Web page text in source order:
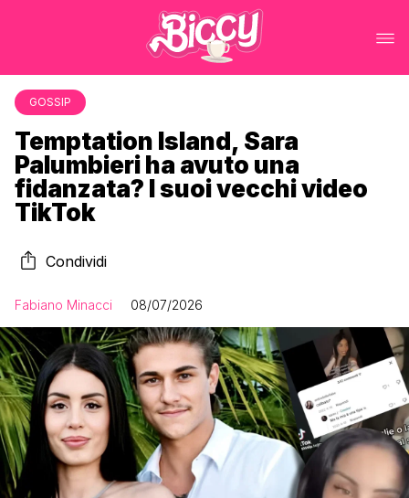
GOSSIP
Temptation Island, Sara
Palumbieri ha avuto una
fidanzata? I suoi vecchi video
TikTok
Condividi
Fabiano Minacci 08/07/2026